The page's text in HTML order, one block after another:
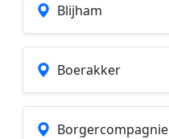
Blijham
Boerakker
Borgercompagnie